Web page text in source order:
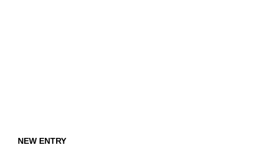
NEW ENTRY